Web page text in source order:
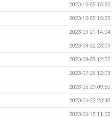
2023-10-05 15:50
2023-10-05 15:35
2023-09-21 14:04
2023-08-22 23:09
2023-08-09 12:32
2023-07-26 12:03
2023-06-29 09:50
2023-06-22 23:43
2023-06-15 11:02